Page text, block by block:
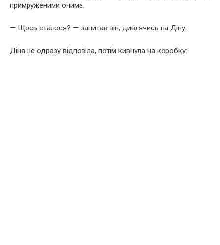
примруженими очима.
— Щось сталося? — запитав він, дивлячись на Діну.
Діна не одразу відповіла, потім кивнула на коробку: